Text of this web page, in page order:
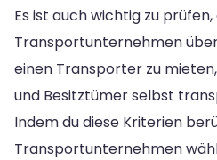
Es ist auch wichtig zu prüfen,
Transportunternehmen
einen Transporter zu
und Besitztümer selbst
Indem du diese Kriterien
Transportunternehmen